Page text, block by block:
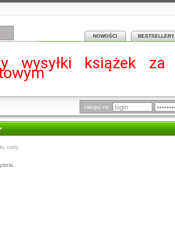
NOWOŚCI BESTSELLERY
wysyłki książek za
zaloguj się:
, ceny